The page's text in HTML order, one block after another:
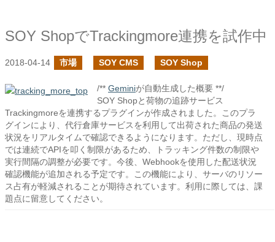
SOY ShopでTrackingmore連携を試作中
2018-04-14 市場 SOY CMS SOY Shop
/** Geminiが自動生成した概要 **/
SOY Shopと荷物の追跡サービス
Trackingmoreを連携するプラグインが作成されました。このプラ
グインにより、代行倉庫サービスを利用して出荷された商品の発送
状況をリアルタイムで確認できるようになります。ただし、現時点
では連続でAPIを叩く制限があるため、トラッキング件数の制限や
実行間隔の調整が必要です。今後、Webhookを使用した配送状況
確認機能が追加される予定です。この機能により、サーバのリソー
ス占有が軽減されることが期待されています。利用に際しては、課
題点に留意してください。